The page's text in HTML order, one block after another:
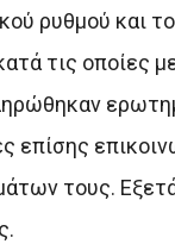
ρυθμού και
τις οποίες
επίσης
τους.